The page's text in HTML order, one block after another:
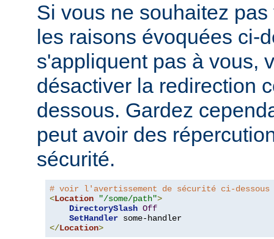
Si vous ne souhaitez
les raisons évoquées ci-
s'appliquent pas à vous,
désactiver la redirection
dessous. Gardez
peut avoir des
sécurité.
# voir l'avertissement de sécurité ci-
<Location "/some/path">
DirectorySlash Off
SetHandler
</Location>